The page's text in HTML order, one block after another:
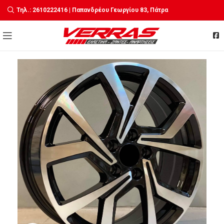
Τηλ.: 2610222416 | Παπανδρέου Γεωργίου 83, Πάτρα